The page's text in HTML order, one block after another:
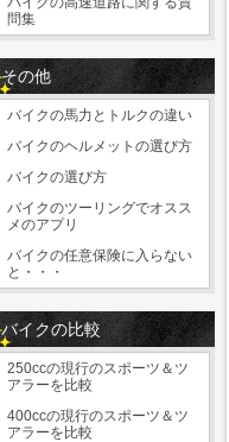
問集
その他
バイクの馬力とトルクの違い
バイクのヘルメットの選び方
バイクの選び方
バイクのツーリングでオスス
メのアプリ
バイクの任意保険に入らない
と・・・
バイクの比較
250ccの現行のスポーツ＆ツ
アラーを比較
400ccの現行のスポーツ＆ツ
アラーを比較